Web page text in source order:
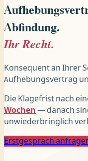
Abfindung.
Ihr Recht.
Konsequent an Ihrer
Aufhebungsvertrag
Die Klagefrist nach
Wochen— danach
unwiederbringlich
Erstgespräch